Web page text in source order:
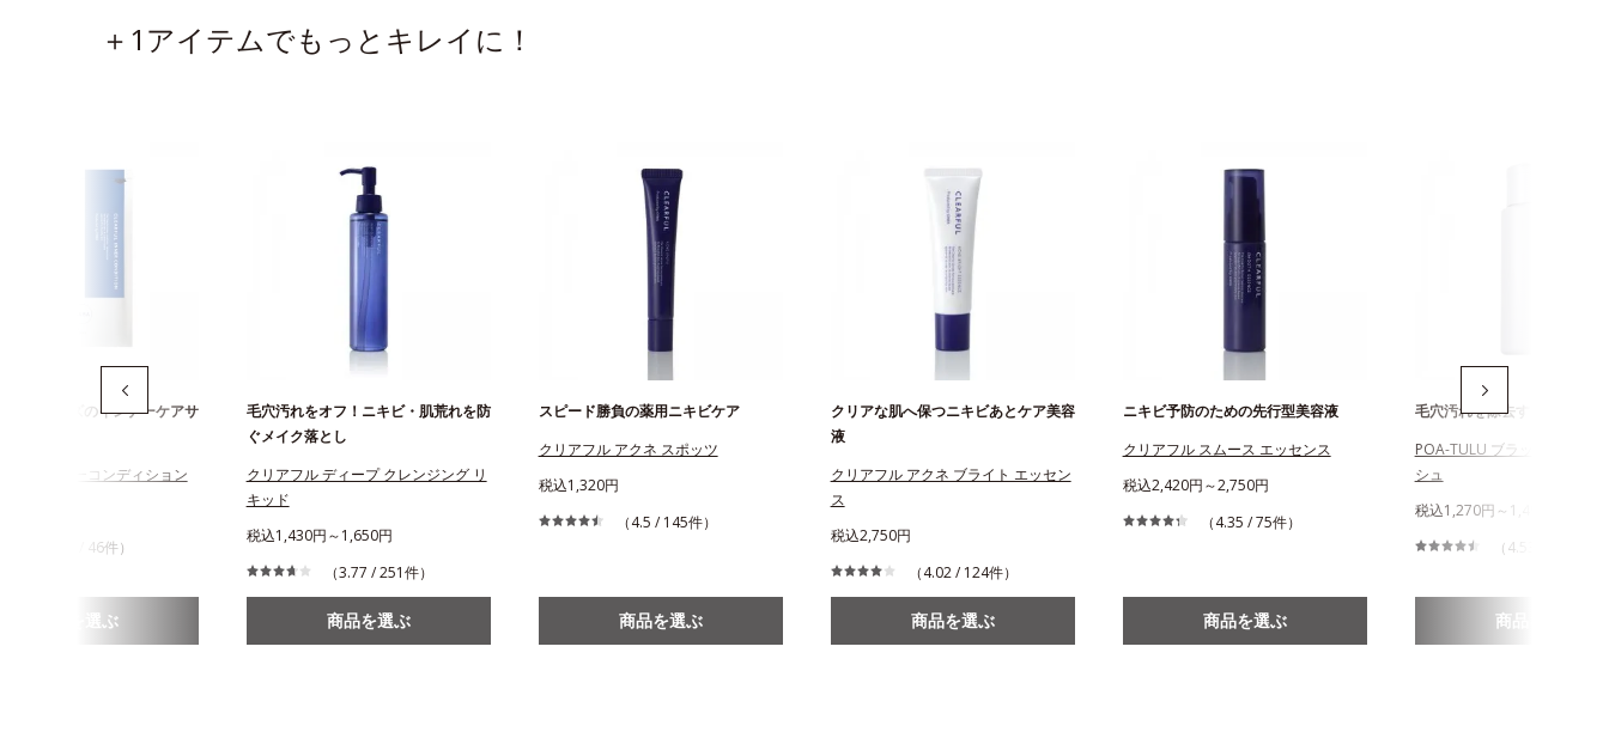
＋1アイテムでもっとキレイに！
ルシリーズのインナーケアサ
ル インナーコンディション
（4.24 / 46件）
商品を選ぶ
毛穴汚れをオフ！ニキビ・肌荒れを防
ぐメイク落とし
クリアフル ディープ クレンジング リ
キッド
税込1,430円～1,650円
（3.77 / 251件）
商品を選ぶ
スピード勝負の薬用ニキビケア
クリアフル アクネ スポッツ
税込1,320円
（4.5 / 145件）
商品を選ぶ
クリアな肌へ保つニキビあとケア美容
液
クリアフル アクネ ブライト エッセン
ス
税込2,750円
（4.02 / 124件）
商品を選ぶ
ニキビ予防のための先行型美容液
クリアフル スムース エッセンス
税込2,420円～2,750円
（4.35 / 75件）
商品を選ぶ
毛穴汚れを除去する酵素洗顔
POA-TULU ブラックパウダ
シュ
税込1,270円～1,490円
（4.53 / 235件）
商品を選ぶ